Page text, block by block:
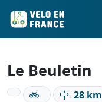
Le Beuletin
28 km